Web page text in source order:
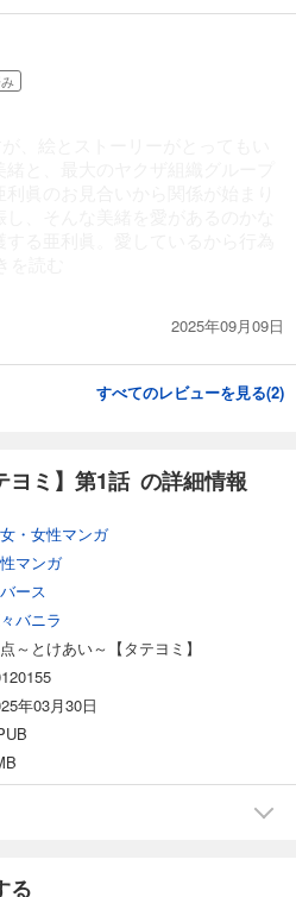
【タテヨミ】第19話
試し読み
【タテヨミ】第20話
【タテヨミ】第21話
2025年09月09日
すべてのレビューを見る(2)
ヨミ】第1話 の詳細情報
・女性マンガ
マンガ
ース
バニラ
～とけあい～【タテヨミ】
年03月30日
る